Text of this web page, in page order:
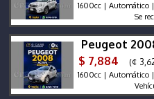
1600cc | Automático
Se
Peugeot
$ 7,884
(¢
1600cc | Automático